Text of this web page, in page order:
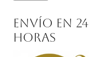
Envío en 24
horas